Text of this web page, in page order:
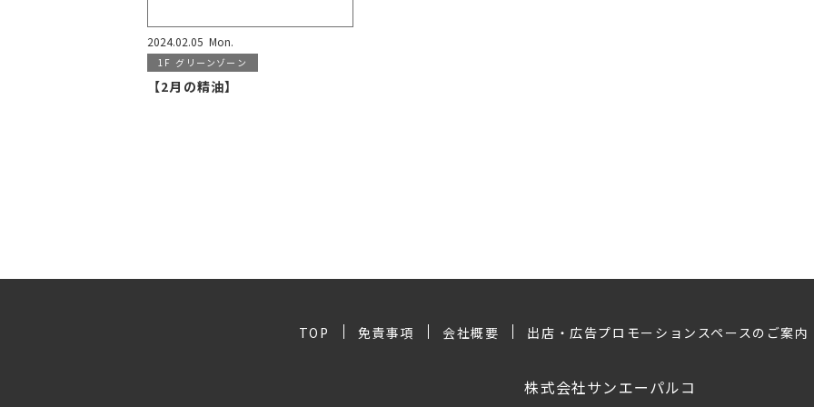
2024.02.05 Mon.
1F グリーンゾーン
【2月の精油】
TOP 免責事項 会社概要 出店・広告プロモーションスペースのご案内
株式会社サンエーパルコ